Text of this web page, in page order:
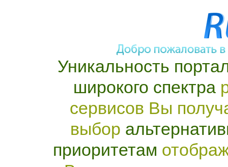
Уникальность
широкого спектра
сервисов Вы
выбор
приоритетам